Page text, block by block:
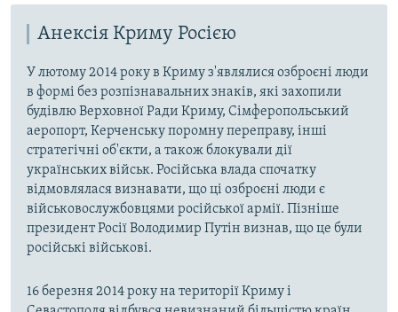
Анексія Криму Росією
У лютому 2014 року в Криму з'являлися озброєні люди
в формі без розпізнавальних знаків, які захопили
будівлю Верховної Ради Криму, Сімферопольський
аеропорт, Керченську поромну переправу, інші
стратегічні об'єкти, а також блокували дії
українських військ. Російська влада спочатку
відмовлялася визнавати, що ці озброєні люди є
військовослужбовцями російської армії. Пізніше
президент Росії Володимир Путін визнав, що це були
російські військові.
16 березня 2014 року на території Криму і